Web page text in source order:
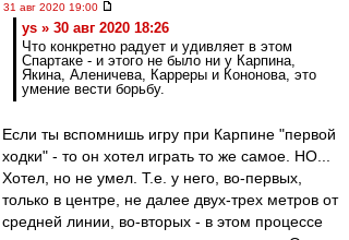
31 авг 2020 19:00
ys » 30 авг 2020 18:26
Что конкретно радует и удивляет в этом
Спартаке - и этого не было ни у Карпина,
Якина, Аленичева, Карреры и Кононова, это
умение вести борьбу.
Если ты вспомнишь игру при Карпине "первой
ходки" - то он хотел играть то же самое. НО...
Хотел, но не умел. Т.е. у него, во-первых,
только в центре, не далее двух-трех метров от
средней линии, во-вторых - в этом процессе